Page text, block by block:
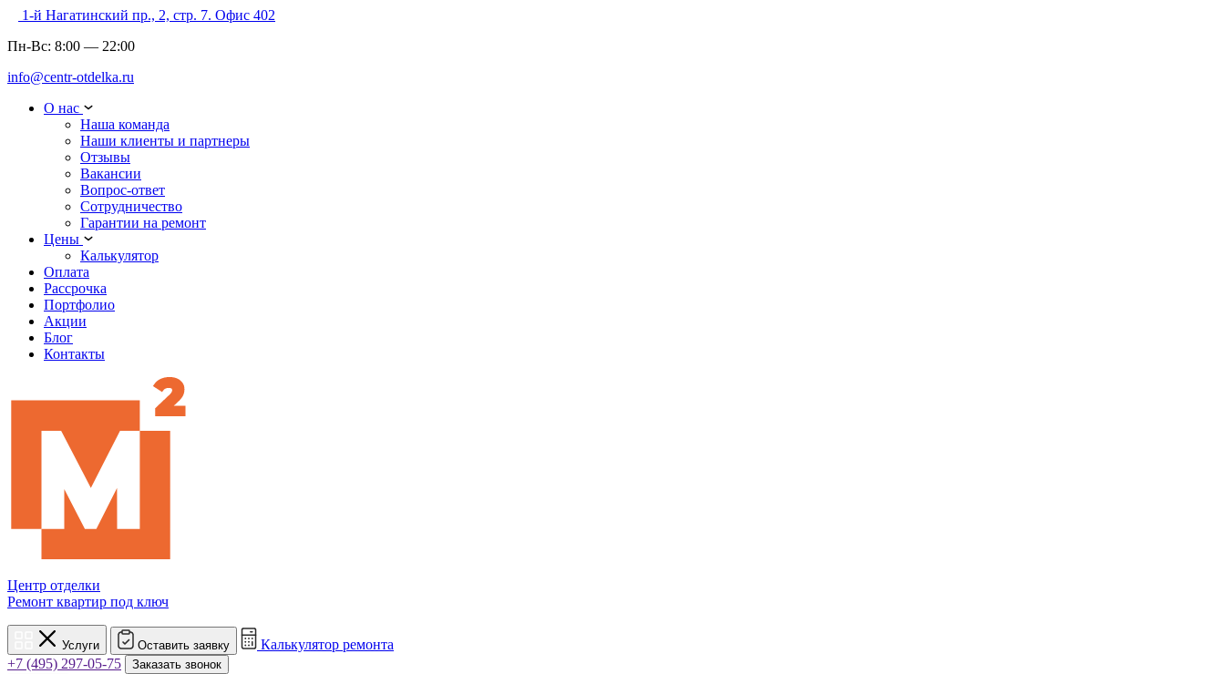
1-й Нагатинский пр., 2, стр. 7. Офис 402
Пн-Вс: 8:00 — 22:00
info@centr-otdelka.ru
О нас
Наша команда
Наши клиенты и партнеры
Отзывы
Вакансии
Вопрос-ответ
Сотрудничество
Гарантии на ремонт
Цены
Калькулятор
Оплата
Рассрочка
Портфолио
Акции
Блог
Контакты
Центр отделки
Ремонт квартир под ключ
Услуги Оставить заявку
Калькулятор ремонта
+7 (495) 297-05-75
Заказать звонок